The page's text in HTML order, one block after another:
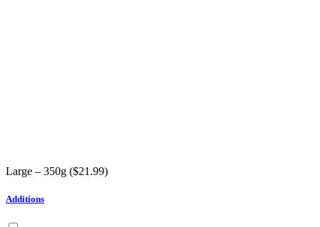
Large – 350g ($21.99)
Additions